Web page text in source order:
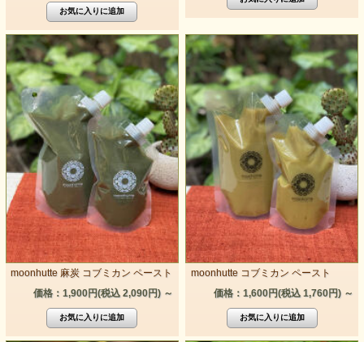
moonhutte 麻炭 コブミカン ペースト
価格：1,900円(税込 2,090円) ～
moonhutte コブミカン ペースト
価格：1,600円(税込 1,760円) ～